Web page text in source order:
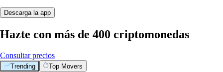
Descarga la app
Hazte con más de 400 criptomonedas
Consultar precios
Trending Top Movers